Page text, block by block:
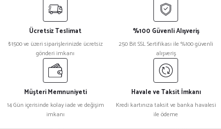
Ücretsiz Teslimat
₺1500 ve üzeri siparişlerinizde ücretsiz
gönderi imkanı
%100 Güvenli Alışveriş
250 Bit SSL Sertifikası ile %100 güvenli
alışveriş
Müşteri Memnuniyeti
14 Gün içerisinde kolay iade ve değişim
imkanı
Havale ve Taksit İmkanı
Kredi kartınıza taksit ve banka havalesi
ile ödeme